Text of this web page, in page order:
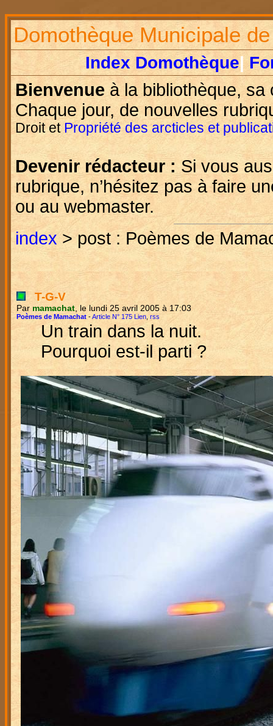
Domothèque Municipale
Index Domothèque|
Bienvenue à la bibliothèque,
Chaque jour, de nouvelles
Droit et Propriété des arcticles et
Devenir rédacteur : Si vous
rubrique, n’hésitez pas à faire
ou au webmaster.
index> post : Poèmes de
T-G-V
Par mamachat , le lundi 25 avril 2005 à 17:03
Poèmes de Mamachat -Article N° 175 Lien rss
Un train dans la nuit.
Pourquoi est-il parti ?